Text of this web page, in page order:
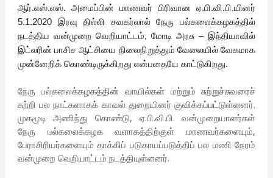
ஆர்.எஸ்.எஸ். அமைப்பின் மாணவர் பிரிவான ஏ.பி.வி.பி.யினர்
5.1.2020 இரவு தில்லி சவகர்லால் நேரு பல்கலைக்கழகத்தில்
நடத்திய வன்முறை வெறியாட்டம், மோடி அரசு – இந்தியாவில்
இட்லரின் பாசிச ஆட்சியை நிலைநிறுத்தும் வேலையில் வேகமாக
முன்னேறிக் கொண்டிருக்கிறது என்பதையே காட்டுகிறது.
நேரு பல்கலைக்கழகத்தின் வாயில்கள் மற்றும் சுற்றுச்சுவரைச்
சுற்றி பல நாட்களாகக் காவல் துறையினர் குவிக்கப்பட்டுள்ளனர்.
முகமூடி அணிந்து கொண்டு, ஏ.பி.வி.பி. வன்முறையாளர்கள்
நேரு பல்கலைக்கழக வளாகத்திற்குள் மாணவர்களையும்,
பேராசிரியர்களையும் தாக்கிப் படுகாயப்படுத்திப் பல மணி நேரம்
வன்முறை வெறியாட்டம் நடத்தியுள்ளனர்.